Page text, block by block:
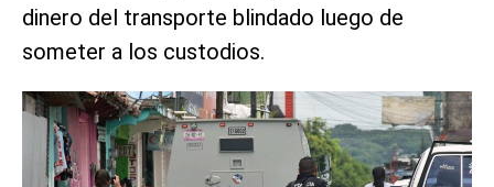
dinero del transporte blindado luego de
someter a los custodios.